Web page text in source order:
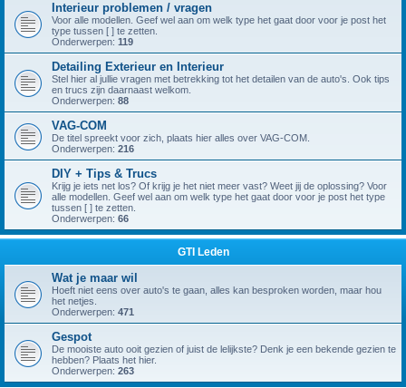
Interieur problemen / vragen
Voor alle modellen. Geef wel aan om welk type het gaat door voor je post het
type tussen [ ] te zetten.
Onderwerpen: 119
Detailing Exterieur en Interieur
Stel hier al jullie vragen met betrekking tot het detailen van de auto's. Ook tips
en trucs zijn daarnaast welkom.
Onderwerpen: 88
VAG-COM
De titel spreekt voor zich, plaats hier alles over VAG-COM.
Onderwerpen: 216
DIY + Tips & Trucs
Krijg je iets net los? Of krijg je het niet meer vast? Weet jij de oplossing? Voor
alle modellen. Geef wel aan om welk type het gaat door voor je post het type
tussen [ ] te zetten.
Onderwerpen: 66
GTI Leden
Wat je maar wil
Hoeft niet eens over auto's te gaan, alles kan besproken worden, maar hou
het netjes.
Onderwerpen: 471
Gespot
De mooiste auto ooit gezien of juist de lelijkste? Denk je een bekende gezien te
hebben? Plaats het hier.
Onderwerpen: 263